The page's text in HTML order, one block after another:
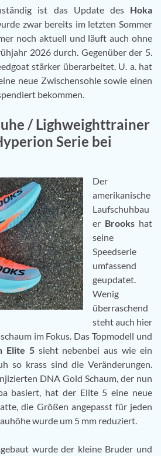
ist das Update des Hoka
zwar bereits im letzten Sommer
noch aktuell und läuft auch ohne
2026 durch. Gegenüber der 5.
stärker überarbeitet. U. a. hat
neue Zwischensohle sowie einen
bekommen.
/ Lighweighttrainer
Serie bei
Der
amerikanische
Laufschuhbau
er Brooks hat
seine
Speedserie
umfassend
geupdatet.
Wenig
überraschend
steht auch hier
im Fokus. Das Topmodell und
Elite 5sieht nebenbei aus wie ein
so krass sind die Veränderungen.
DNA Gold Schaum, der nun
basiert, hat der Elite 5 eine neue
die Größen angepasst für jeden
wurde um 5 mm reduziert.
wurde der kleine Bruder und